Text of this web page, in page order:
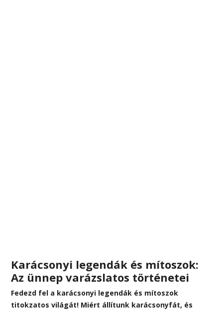
Karácsonyi legendák és mítoszok:
Az ünnep varázslatos történetei
Fedezd fel a karácsonyi legendák és mítoszok
titokzatos világát! Miért állítunk karácsonyfát, és